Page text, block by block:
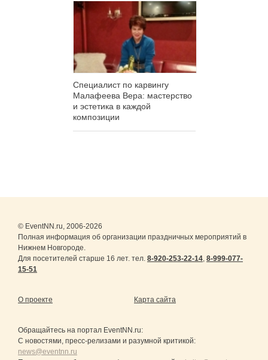
Специалист по карвингу
Малафеева Вера: мастерство
и эстетика в каждой
композиции
© EventNN.ru, 2006-2026
Полная информация об организации праздничных мероприятий в
Нижнем Новгороде.
Для посетителей старше 16 лет. тел. 8-920-253-22-14, 8-999-077-
15-51
О проекте Карта сайта
Обращайтесь на портал EventNN.ru:
С новостями, пресс-релизами и разумной критикой:
news@eventnn.ru